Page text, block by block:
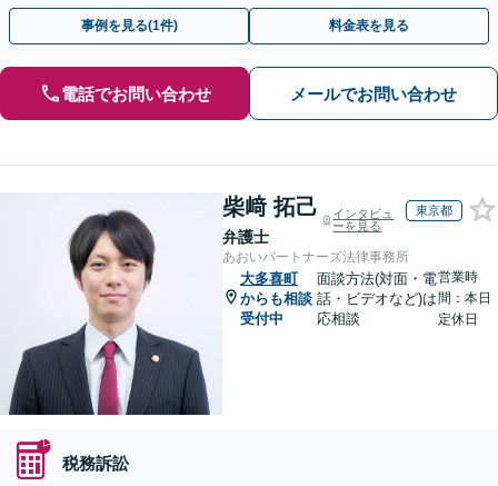
事業承継にも対応【休日・夜間相談可】
事例を見る(1件) 料金表を見る
電話でお問い合わせ メールでお問い合わせ
柴﨑 拓己
弁護士
インタビュ
ーを見る
東京都
あおいパートナーズ法律事務所
大多喜町
からも相談
受付中
面談方法(対面・電
話・ビデオなど)は
応相談
営業時
間：本日
定休日
税務訴訟